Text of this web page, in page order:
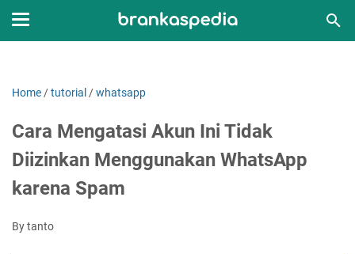
Home /tutorial /whatsapp
Cara Mengatasi Akun Ini Tidak
Diizinkan Menggunakan WhatsApp
karena Spam
By tanto